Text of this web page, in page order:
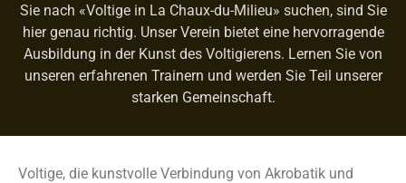
Sie nach «Voltige in La Chaux-du-Milieu» suchen, sind Sie
hier genau richtig. Unser Verein bietet eine hervorragende
Ausbildung in der Kunst des Voltigierens. Lernen Sie von
unseren erfahrenen Trainern und werden Sie Teil unserer
starken Gemeinschaft.
Voltige, die kunstvolle Verbindung von Akrobatik und